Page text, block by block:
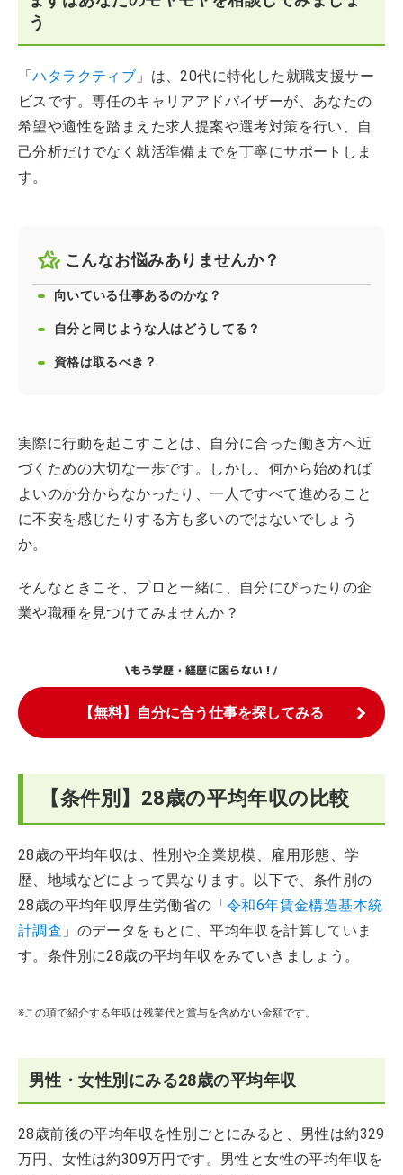
う
「ハタラクティブ 」は、20代に特化した就職支援サー
ビスです。専任のキャリアアドバイザーが、あなたの
希望や適性を踏まえた求人提案や選考対策を行い、自
己分析だけでなく就活準備までを丁寧にサポートしま
す。
こんなお悩みありませんか？
向いている仕事あるのかな？
自分と同じような人はどうしてる？
資格は取るべき？
実際に行動を起こすことは、自分に合った働き方へ近
づくための大切な一歩です。しかし、何から始めれば
よいのか分からなかったり、一人ですべて進めること
に不安を感じたりする方も多いのではないでしょう
か。
そんなときこそ、プロと一緒に、自分にぴったりの企
業や職種を見つけてみませんか？
\もう学歴・経歴に困らない！/
【無料】自分に合う仕事を探してみる
【条件別】28歳の平均年収の比較
28歳の平均年収は、性別や企業規模、雇用形態、学
歴、地域などによって異なります。以下で、条件別の
28歳の平均年収厚生労働省の「令和6年賃金構造基本統
計調査 」のデータをもとに、平均年収を計算していま
す。条件別に28歳の平均年収をみていきましょう。
※この項で紹介する年収は残業代と賞与を含めない金額です。
男性・女性別にみる28歳の平均年収
28歳前後の平均年収を性別ごとにみると、男性は約329
万円、女性は約309万円です。男性と女性の平均年収を